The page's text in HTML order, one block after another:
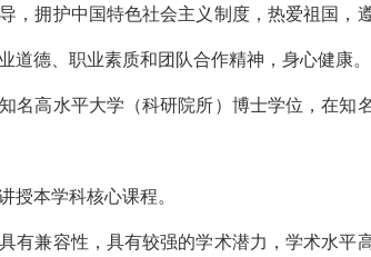
，拥护中国特色社会主义制度，热爱祖国，
道德、职业素质和团队合作精神，身心健康。
名高水平大学（科研院所）博士学位，在知
授本学科核心课程。
有兼容性，具有较强的学术潜力，学术水平